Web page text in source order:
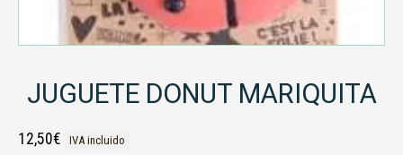
JUGUETE DONUT MARIQUITA
12,50€ IVA incluido